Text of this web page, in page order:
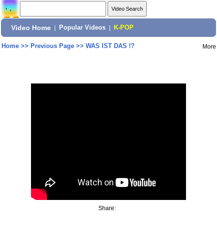
Video Home Popular Videos K-POP
Home>> Previous Page>> WAS IST DAS !? More
Share: